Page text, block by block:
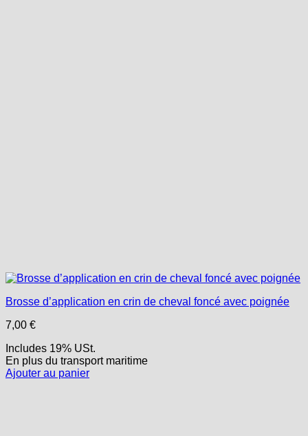
Brosse d’application en crin de cheval foncé avec poignée
7,00 €
Includes 19% USt.
En plus du transportmaritime
Ajouter au panier